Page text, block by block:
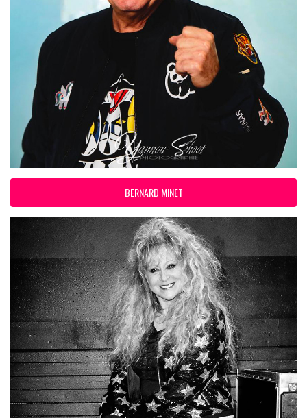
BERNARD MINET